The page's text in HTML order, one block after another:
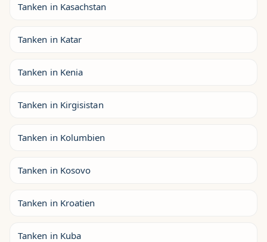
Tanken in Kasachstan
Tanken in Katar
Tanken in Kenia
Tanken in Kirgisistan
Tanken in Kolumbien
Tanken in Kosovo
Tanken in Kroatien
Tanken in Kuba